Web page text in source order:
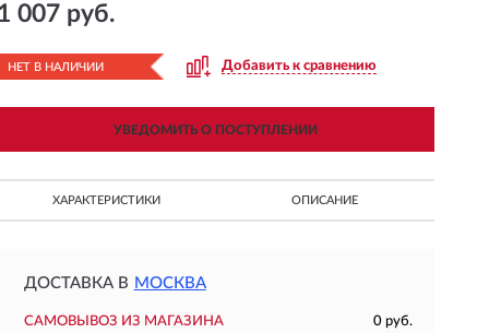
007 руб.
НЕТ В НАЛИЧИИ Добавить к сравнению
УВЕДОМИТЬ О ПОСТУПЛЕНИИ
ХАРАКТЕРИСТИКИ ОПИСАНИЕ
ДОСТАВКА В МОСКВА
САМОВЫВОЗ ИЗ МАГАЗИНА
0 руб.